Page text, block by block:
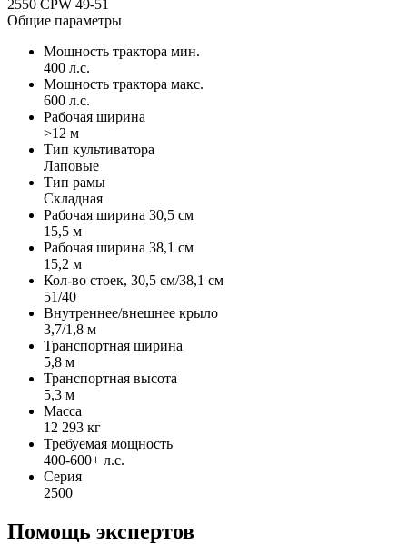
2550 CPW 49-51
Общие параметры
Мощность трактора мин.
400 л.с.
Мощность трактора макс.
600 л.с.
Рабочая ширина
>12 м
Тип культиватора
Лаповые
Тип рамы
Складная
Рабочая ширина 30,5 см
15,5 м
Рабочая ширина 38,1 см
15,2 м
Кол-во стоек, 30,5 см/38,1 см
51/40
Внутреннее/внешнее крыло
3,7/1,8 м
Транспортная ширина
5,8 м
Транспортная высота
5,3 м
Масса
12 293 кг
Требуемая мощность
400-600+ л.с.
Серия
2500
Помощь экспертов